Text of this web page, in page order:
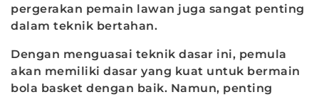
pergerakan pemain lawan juga sangat penting
dalam teknik bertahan.
Dengan menguasai teknik dasar ini, pemula
akan memiliki dasar yang kuat untuk bermain
bola basket dengan baik. Namun, penting